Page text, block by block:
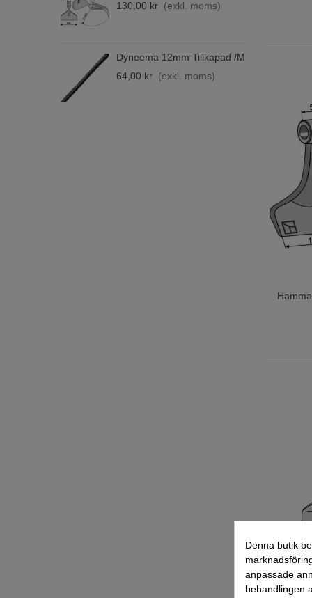
130,00 kr (exkl. moms)
Dyneema 12mm Tillkapad /m
64,00 kr (exkl. moms)
Lägg
Denna butik
anpassade
behandlingen